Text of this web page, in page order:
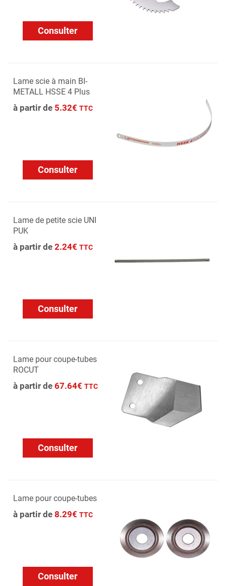
Consulter
Lame scie à main BI-
METALL HSSE 4 Plus
à partir de 5.32€ TTC
Consulter
Lame de petite scie UNI
PUK
à partir de 2.24€ TTC
Consulter
Lame pour coupe-tubes
ROCUT
à partir de 67.64€ TTC
Consulter
Lame pour coupe-tubes
à partir de 8.29€ TTC
Consulter